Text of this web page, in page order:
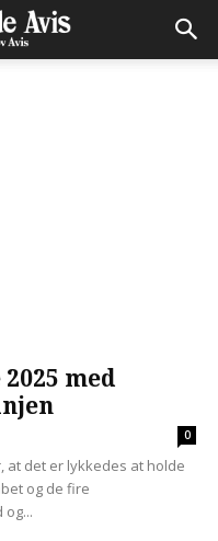
med
0
at det er lykkedes at holde
og de fire